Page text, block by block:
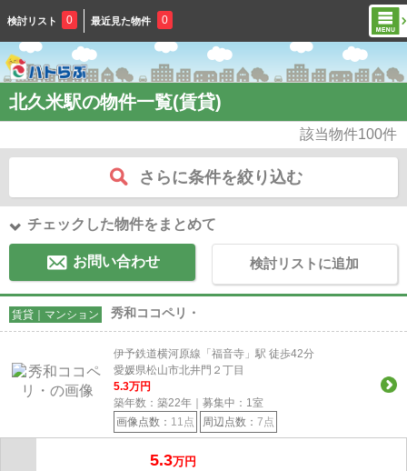
検討リスト 0 最近見た物件 0
北久米駅の物件一覧(賃貸)
該当物件100件
さらに条件を絞り込む
チェックした物件をまとめて
お問い合わせ 検討リストに追加
賃貸｜マンション 秀和ココペリ・
伊予鉄道横河原線「福音寺」駅 徒歩42分
愛媛県松山市北井門２丁目
5.3万円
築年数：築22年｜募集中： 1室
画像点数： 11点 周辺点数： 7点
5.3万円